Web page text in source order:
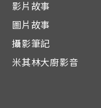
影片故事
圖片故事
攝影筆記
米其林大廚影音